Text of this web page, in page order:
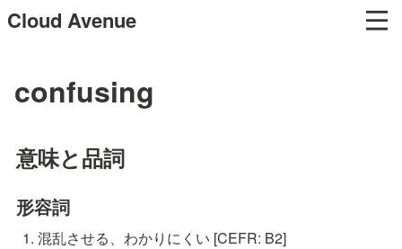
Cloud Avenue
confusing
意味と品詞
形容詞
混乱させる、わかりにくい [CEFR: B2]